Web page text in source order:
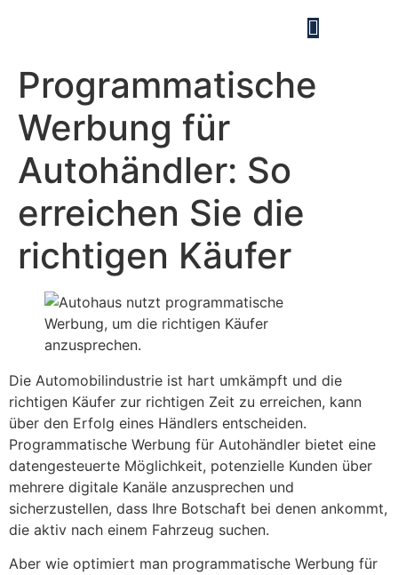
Programmatische
Werbung für
Autohändler: So
erreichen Sie die
richtigen Käufer
Die Automobilindustrie ist hart umkämpft und die
richtigen Käufer zur richtigen Zeit zu erreichen, kann
über den Erfolg eines Händlers entscheiden.
Programmatische Werbung für Autohändler bietet eine
datengesteuerte Möglichkeit, potenzielle Kunden über
mehrere digitale Kanäle anzusprechen und
sicherzustellen, dass Ihre Botschaft bei denen ankommt,
die aktiv nach einem Fahrzeug suchen.
Aber wie optimiert man programmatische Werbung für